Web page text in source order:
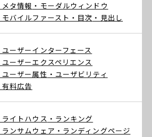
メタ情報 ・モーダルウィンドウ
モバイルファースト ・目次 ・見出し
ユーザーインターフェース
ユーザーエクスペリエンス
ユーザー属性 ・ユーザビリティ
有料広告
ライトハウス ・ランキング
ランサムウェア ・ランディングページ